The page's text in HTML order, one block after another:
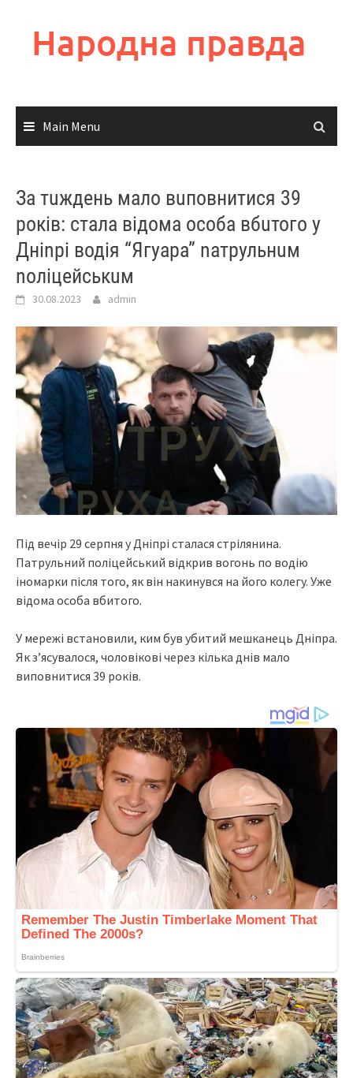
contentНародна правда
Main Menu
За тuждень мало вuповнитися 39
років: стала відома особа вбuтого у
Дніnрі водія “Ягуара” naтрульнuм
noліцейськuм
30.08.2023 admin
Під вечір 29 серпня у Дніпрі сталася стрілянина.
Патрульний поліцейський відкрив вогонь по водію
іномарки після того, як він накинувся на його колегу. Уже
відома особа вбитого.
У мережі встановили, ким був убитий мешканець Дніпра.
Як з’ясувалося, чоловікові через кілька днів мало
виповнитися 39 років.